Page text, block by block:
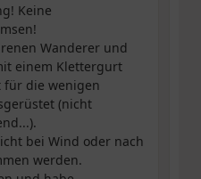
Keine
Wanderer und
einem Klettergurt
für die wenigen
(nicht
bei Wind oder nach
werden.